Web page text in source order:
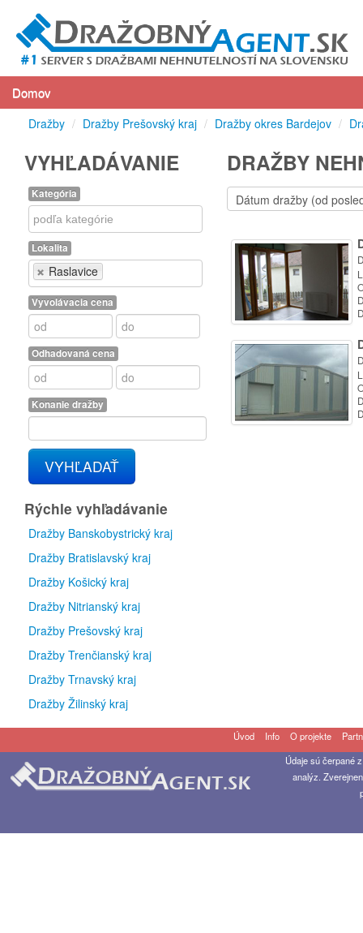
Domov
Dražby / Dražby Prešovský kraj / Dražby okres Bardejov /
VYHĽADÁVANIE
Kategória
Kategória
Lokalita
Raslavice
Lokalita
Vyvolávacia cena
Odhadovaná cena
Konanie dražby
VYHĽADAŤ
Rýchle vyhľadávanie
Dražby Banskobystrický kraj
Dražby Bratislavský kraj
Dražby Košický kraj
Dražby Nitrianský kraj
Dražby Prešovský kraj
Dražby Trenčianský kraj
Dražby Trnavský kraj
Dražby Žilinský kraj
DRAŽBY
Úvod Info O projekte
Údaje sú čerpané
analýz.